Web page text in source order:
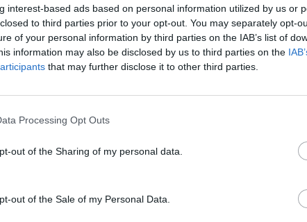
interest-based ads based on personal information utilized by us or
to third parties prior to your opt-out. You may separately opt-
of your personal information by third parties on the IAB’s list of
information may also be disclosed by us to third parties on the
that may further disclose it to other third parties.
Processing Opt Outs
out of the Sharing of my personal data.
out of the Sale of my Personal Data.
Η
και
καταστάσεις, όμως στη
σκέψη, η πιο μικρή συνδρομή, θα μου
από καρδιάς!»
27
00000 34574754627
Γεωργίου
για να δώσουμε χέρι βοηθείας στην